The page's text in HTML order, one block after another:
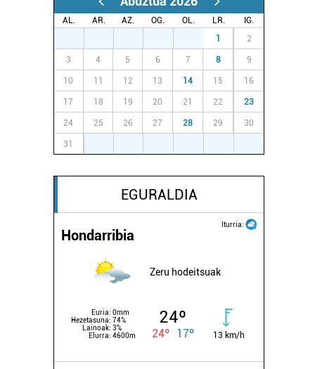
AL. AR. AZ. OG. OL. LR.
IG.
1 2
3 4 5 6 7 8 9
10 11 12 13 14 15 16
17 18 19 20 21 22 23
24 25 26 27 28 29 30
31
EGURALDIA
Iturria:
Hondarribia
Zeru hodeitsuak
Euria: 0mm
Hezetasuna: 74%
Lainoak: 3%
Elurra: 4600m
24º
24º 17º 13 km/h